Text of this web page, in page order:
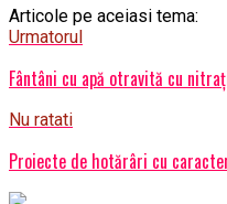
Articole pe aceiasi tema:
Urmatorul
Fântâni cu apă otravită cu
Nu ratati
Proiecte de hotărâri cu